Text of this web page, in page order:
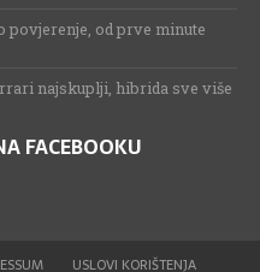
od prve minute
najskuplji, hibrida sve više
FACEBOOKU
USLOVI KORIŠTENJA